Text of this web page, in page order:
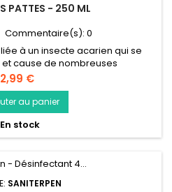
PATTES - 250 ML
Commentaire(s): 0
à un insecte acarien qui se
cause de nombreuses
par un soulèvement des
de la peau. Le Spray Anti-gale
reconnue de l’huile essentielle
le savon noir concentré connu
les...
€
au panier
En stock
SANITERPEN